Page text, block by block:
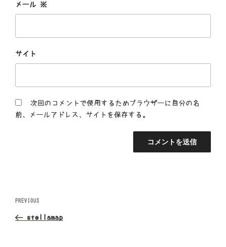
メール ※
サイト
次回のコメントで使用するためブラウザーに自分の名
前、メールアドレス、サイトを保存する。
投
稿
Previous
Post
PREVIOUS
stellamap